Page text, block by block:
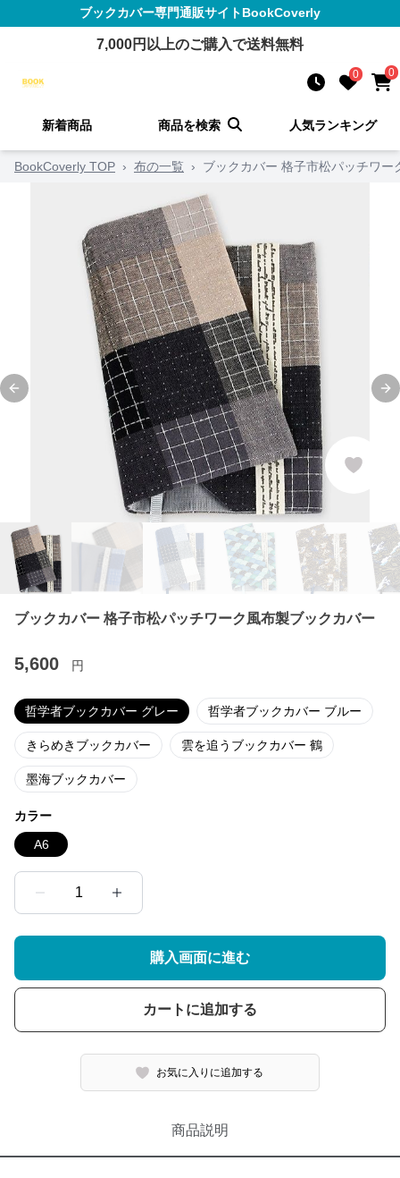
ブックカバー専門通販サイトBookCoverly
7,000円以上のご購入で送料無料
0 0
新着商品 商品を検索 人気ランキング
BookCoverly TOP › 布の一覧 › ブックカバー 格子市松パッチワー
Previous slide
ブックカバー 格子市松パッチワーク風布製ブックカバー
5,600 円
哲学者ブックカバー グレー 哲学者ブックカバー ブルー
きらめきブックカバー 雲を追うブックカバー 鶴
墨海ブックカバー
カラー
A6
1
購入画面に進む
カートに追加する
お気に入りに追加する
商品説明